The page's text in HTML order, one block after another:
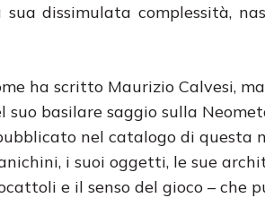
dissimulata complessità,
ha scritto Maurizio Calvesi,
suo basilare saggio sulla
nel catalogo di questa
i suoi oggetti, le sue
e il senso del gioco – che